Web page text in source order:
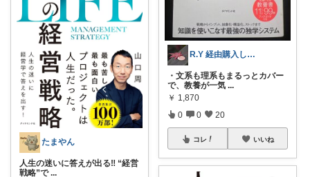
たまやん
人生の迷いに答えが出る‼️ “経営
戦略”で ...
R.Y 経由購入します！
・文系も理系もまるっとカバー
で、教養が一気 ...
￥ 1,870
0 0 20
コレ いいね